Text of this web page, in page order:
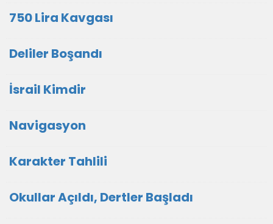
750 Lira Kavgası
Deliler Boşandı
İsrail Kimdir
Navigasyon
Karakter Tahlili
Okullar Açıldı, Dertler Başladı